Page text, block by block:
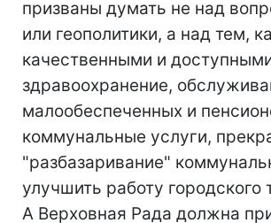
призваны думать не над
или геополитики, а над тем,
качественными и
здравоохранение,
малообеспеченных и
коммунальные услуги,
"разбазаривание"
улучшить работу городского
А Верховная Рада должна